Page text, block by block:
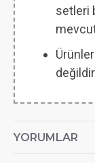
setleri
YORUMLAR